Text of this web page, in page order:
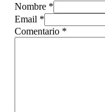
Nombre *
Email *
Comentario *